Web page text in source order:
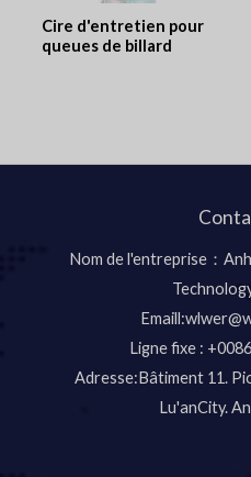
Cire d'entretien pour
queues de billard
Nom de l'entreprise：
Ligne fixe :
Adresse:Bâtiment 11.
Lu'anCity.